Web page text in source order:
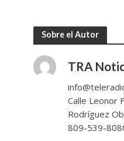
Sobre el Autor
TRA
Calle Leonor
Rodríguez
809-539-